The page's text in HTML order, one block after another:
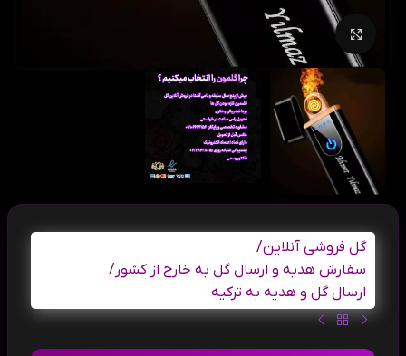
بزرگنمایی تصویر
گل فروشی آنلاین/
سفارش هدیه و ارسال گل به خارج از کشور /
ارسال گل و هدیه به ترکیه